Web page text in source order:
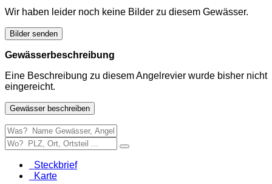
Wir haben leider noch keine Bilder zu diesem Gewässer.
Bilder senden
Gewässerbeschreibung
Eine Beschreibung zu diesem Angelrevier wurde bisher nicht
eingereicht.
Gewässer beschreiben
Steckbrief
Karte